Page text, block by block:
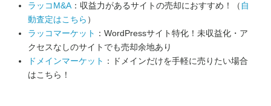
ラッコM&A ：収益力があるサイトの売却におすすめ！（ 自
動査定はこちら ）
ラッコマーケット ：WordPressサイト特化！未収益化・ア
クセスなしのサイトでも売却余地あり
ドメインマーケット ：ドメインだけを手軽に売りたい場合
はこちら！